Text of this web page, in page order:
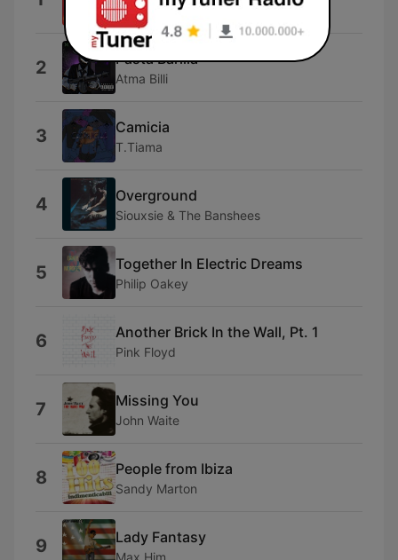
The Sugarhill Gang
2 Pasta Barilla
Atma Billi
3 Camicia
T.Tiama
4 Overground
Siouxsie & The Banshees
5 Together In Electric Dreams
Philip Oakey
6 Another Brick In the Wall, Pt. 1
Pink Floyd
7 Missing You
John Waite
8 People from Ibiza
Sandy Marton
9 Lady Fantasy
Max Him